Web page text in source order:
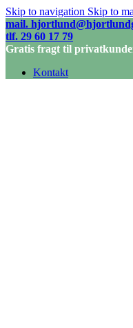
Skip to navigation Skip to
mail.
tlf. 29 60 17 79
Gratis fragt til
Kontakt